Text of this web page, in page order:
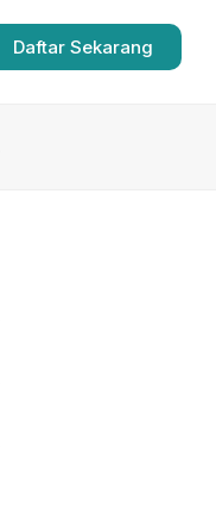
Daftar Sekarang